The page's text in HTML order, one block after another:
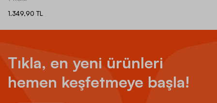
1.349,90 TL
Tıkla, en yeni ürünleri
hemen keşfetmeye başla!